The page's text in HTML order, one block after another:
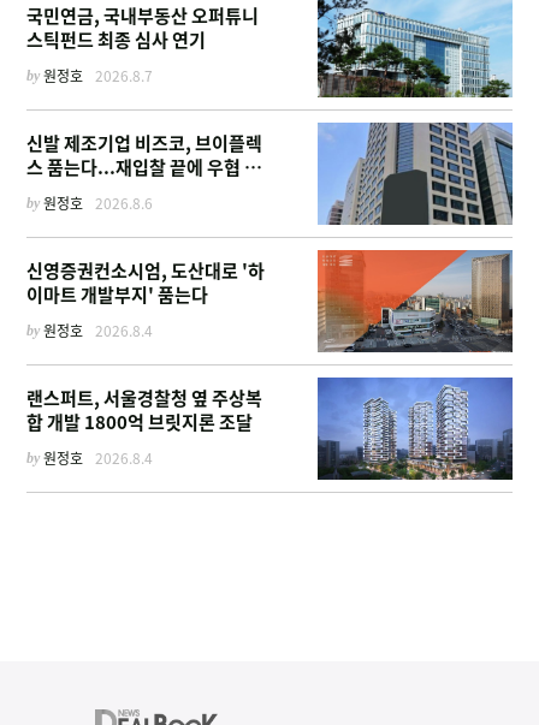
국민연금, 국내부동산 오퍼튜니
스틱펀드 최종 심사 연기
by원정호 2026.8.7
신발 제조기업 비즈코, 브이플렉
스 품는다...재입찰 끝에 우협 선
by원정호 2026.8.6
신영증권컨소시엄, 도산대로 '하
이마트 개발부지' 품는다
by원정호 2026.8.4
랜스퍼트, 서울경찰청 옆 주상복
합 개발 1800억 브릿지론 조달
by원정호 2026.8.4